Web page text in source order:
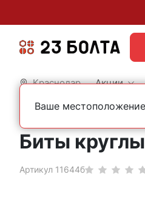
Краснодар Акции
Главная Оснастка Адаптеры и биты
Биты
Артикул 11644б
Ваше